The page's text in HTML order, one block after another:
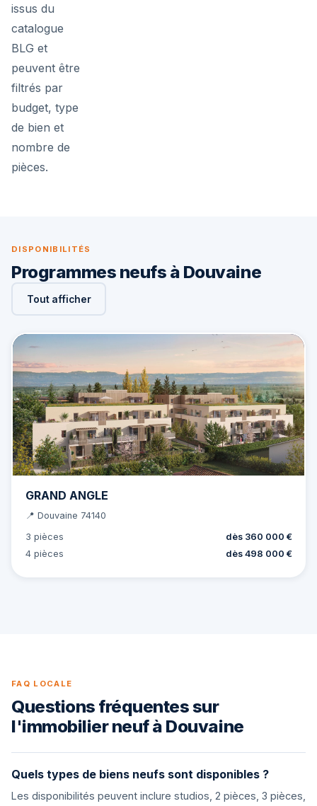
issus du
catalogue
BLG et
peuvent être
filtrés par
budget, type
de bien et
nombre de
pièces.
DISPONIBILITÉS
Programmes neufs à Douvaine
Tout afficher
GRAND ANGLE
📍 Douvaine 74140
3 pièces
dès 360 000 €
4 pièces
dès 498 000 €
FAQ LOCALE
Questions fréquentes sur
l'immobilier neuf à Douvaine
Quels types de biens neufs sont disponibles ?
Les disponibilités peuvent inclure studios, 2 pièces, 3 pièces,